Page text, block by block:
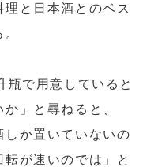
と日本酒とのベス
瓶で用意していると
」と尋ねると、
しか置いていないの
が速いのでは」と